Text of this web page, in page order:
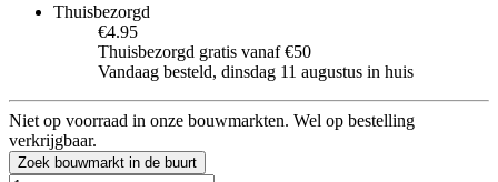
Thuisbezorgd
€4.95
Thuisbezorgd gratis vanaf €50
Vandaag besteld, dinsdag 11 augustus in huis
Niet op voorraad in onze bouwmarkten. Wel op bestelling
verkrijgbaar.
Zoek bouwmarkt in de buurt